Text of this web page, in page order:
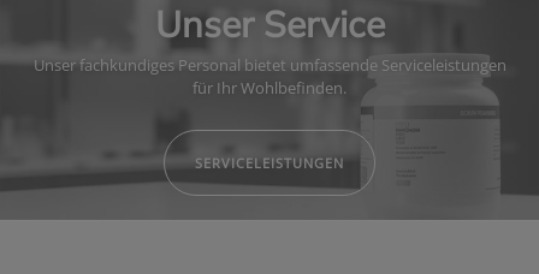
Unser Service
Unser fachkundiges Personal bietet umfassende Serviceleistungen
für Ihr Wohlbefinden.
SERVICELEISTUNGEN